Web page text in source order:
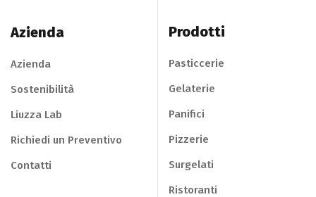
Azienda
Azienda
Sostenibilità
Liuzza Lab
Richiedi un Preventivo
Contatti
Prodotti
Pasticcerie
Gelaterie
Panifici
Pizzerie
Surgelati
Ristoranti